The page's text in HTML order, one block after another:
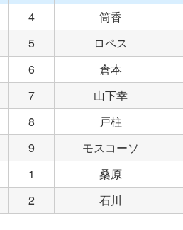
4
筒香
5
ロペス
6
倉本
7
山下幸
8
戸柱
9
モスコーソ
1
桑原
2 石川